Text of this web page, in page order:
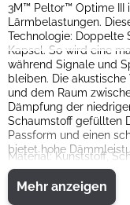
3M™ Peltor™ Optime III
Lärmbelastungen.
Technologie: Doppelte
Kapsel. So wird eine
während Signale und
bleiben. Die
und dem Raum
Dämpfung der
Schaumstoff gefüllten
Passform und einen
bietet hohe
Material: Kunststoff,
Mehr anzeigen